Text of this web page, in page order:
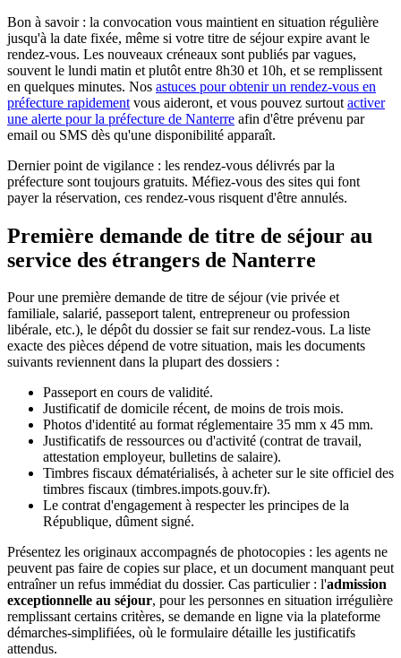
Bon à savoir : la convocation vous maintient en situation régulière
jusqu'à la date fixée, même si votre titre de séjour expire avant le
rendez-vous. Les nouveaux créneaux sont publiés par vagues,
souvent le lundi matin et plutôt entre 8h30 et 10h, et se remplissent
en quelques minutes. Nos astuces pour obtenir un rendez-vous en
préfecture rapidement vous aideront, et vous pouvez surtout activer
une alerte pour la préfecture de Nanterre afin d'être prévenu par
email ou SMS dès qu'une disponibilité apparaît.
Dernier point de vigilance : les rendez-vous délivrés par la
préfecture sont toujours gratuits. Méfiez-vous des sites qui font
payer la réservation, ces rendez-vous risquent d'être annulés.
Première demande de titre de séjour au
service des étrangers de Nanterre
Pour une première demande de titre de séjour (vie privée et
familiale, salarié, passeport talent, entrepreneur ou profession
libérale, etc.), le dépôt du dossier se fait sur rendez-vous. La liste
exacte des pièces dépend de votre situation, mais les documents
suivants reviennent dans la plupart des dossiers :
Passeport en cours de validité.
Justificatif de domicile récent, de moins de trois mois.
Photos d'identité au format réglementaire 35 mm x 45 mm.
Justificatifs de ressources ou d'activité (contrat de travail,
attestation employeur, bulletins de salaire).
Timbres fiscaux dématérialisés, à acheter sur le site officiel des
timbres fiscaux (timbres.impots.gouv.fr).
Le contrat d'engagement à respecter les principes de la
République, dûment signé.
Présentez les originaux accompagnés de photocopies : les agents ne
peuvent pas faire de copies sur place, et un document manquant peut
entraîner un refus immédiat du dossier. Cas particulier : l'admission
exceptionnelle au séjour, pour les personnes en situation irrégulière
remplissant certains critères, se demande en ligne via la plateforme
démarches-simplifiées, où le formulaire détaille les justificatifs
attendus.